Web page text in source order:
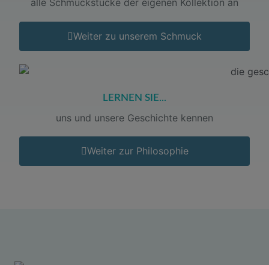
alle Schmuckstücke der eigenen Kollektion an
Weiter zu unserem Schmuck
LERNEN SIE...
uns und unsere Geschichte kennen
Weiter zur Philosophie